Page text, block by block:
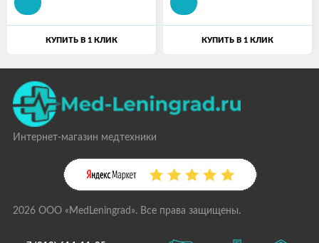
КУПИТЬ В 1 КЛИК КУПИТЬ В 1 КЛИК
Интернет-магазин медтехники
2026 ООО «MedLeningrad». Все права защищены.